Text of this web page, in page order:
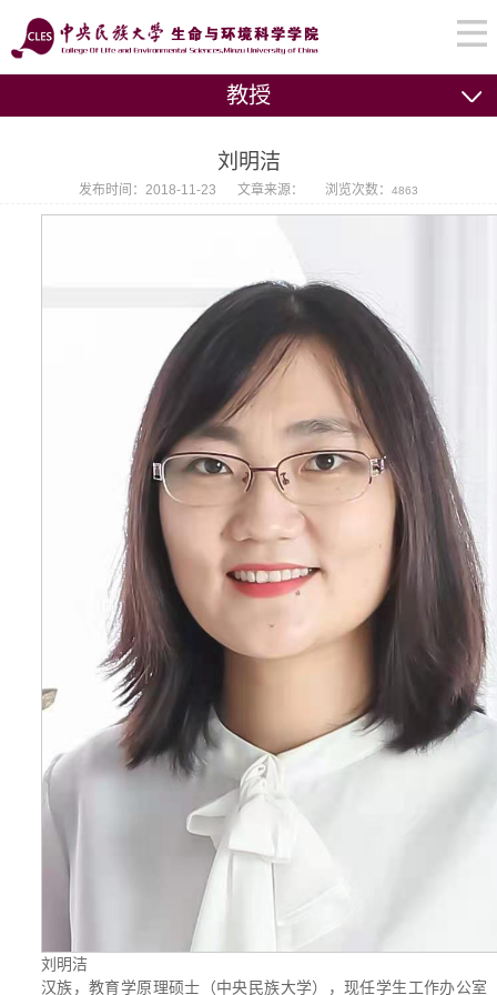
教授
刘明洁
发布时间：2018-11-23 文章来源： 浏览次数：4863
刘明洁
汉族，教育学原理硕士（中央民族大学），现任学生工作办公室